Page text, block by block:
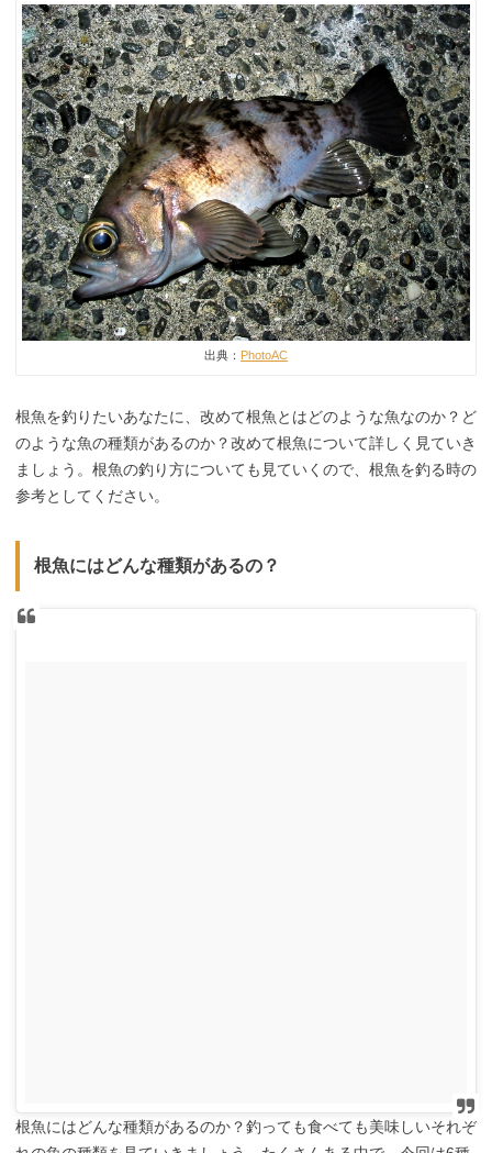
出典： PhotoAC
根魚を釣りたいあなたに、改めて根魚とはどのような魚なのか？ど
のような魚の種類があるのか？改めて根魚について詳しく見ていき
ましょう。根魚の釣り方についても見ていくので、根魚を釣る時の
参考としてください。
根魚にはどんな種類があるの？
根魚にはどんな種類があるのか？釣っても食べても美味しいそれぞ